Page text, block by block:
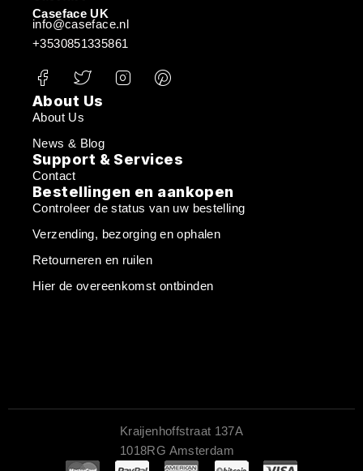
Caseface UK
info@caseface.nl
+3530851335861
About Us
About Us
News & Blog
Support & Services
Contact
Bestellingen en aankopen
Controleer de status van uw bestelling
Verzending, bezorging en ophalen
Retourneren en ruilen
Hier de overeenkomst ontbinden
Kraijenhoffstraat 137A
1018RG Amsterdam